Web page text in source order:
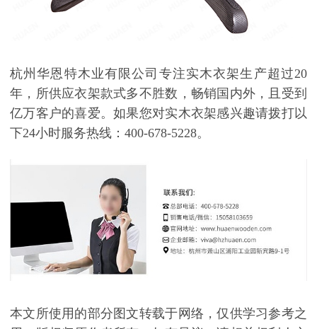
杭州华恩特木业有限公司专注实木衣架生产超过20
年，所供应衣架款式多不胜数，畅销国内外，且受到
亿万客户的喜爱。如果您对实木衣架感兴趣请拨打以
下24小时服务热线：400-678-5228。
本文所使用的部分图文转载于网络，仅供学习参考之